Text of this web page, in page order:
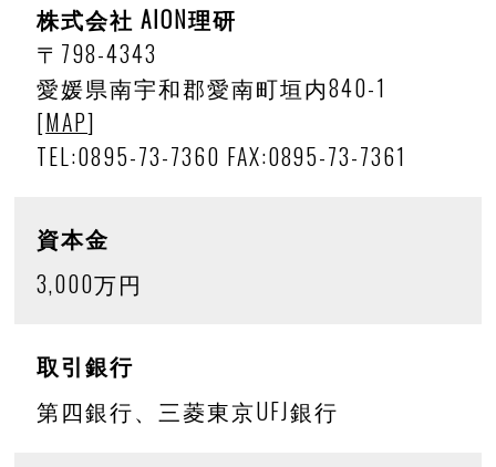
株式会社 AION理研
〒798-4343
愛媛県南宇和郡愛南町垣内840-1
[MAP]
TEL:0895-73-7360 FAX:0895-73-7361
資本金
3,000万円
取引銀行
第四銀行、三菱東京UFJ銀行